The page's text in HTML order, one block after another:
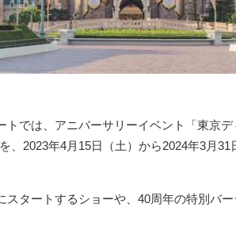
トでは、アニバーサリーイベント「東京デ
、2023年4月15日（土）から2024年3月
スタートするショーや、40周年の特別バ